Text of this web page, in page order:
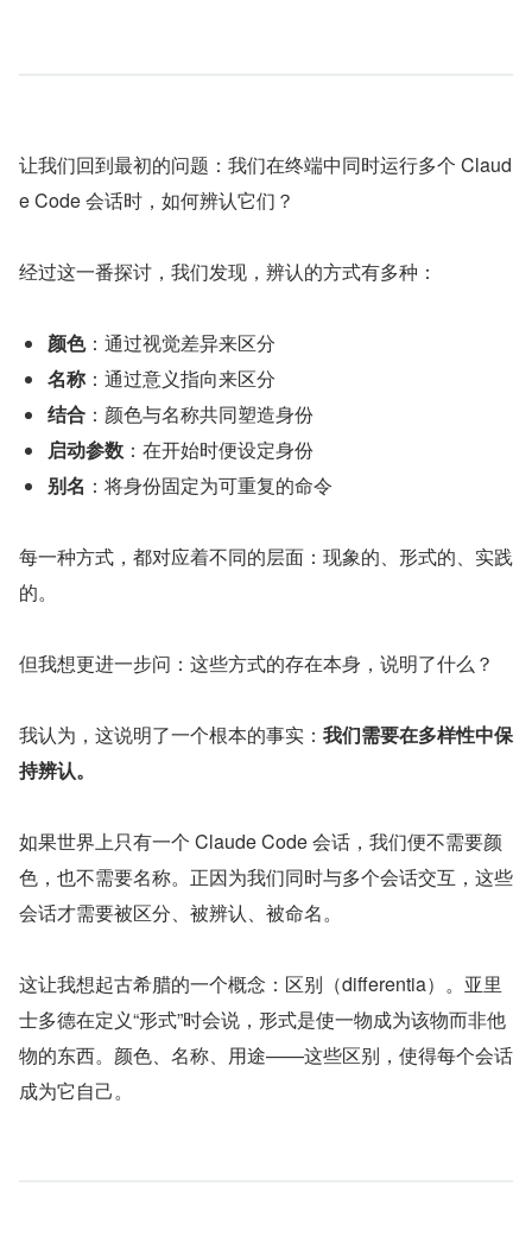
让我们回到最初的问题：我们在终端中同时运行多个 Claud
e Code 会话时，如何辨认它们？
经过这一番探讨，我们发现，辨认的方式有多种：
颜色：通过视觉差异来区分
名称 ：通过意义指向来区分
结合 ：颜色与名称共同塑造身份
启动参数 ：在开始时便设定身份
别名 ：将身份固定为可重复的命令
每一种方式，都对应着不同的层面：现象的、形式的、实践
的。
但我想更进一步问：这些方式的存在本身，说明了什么？
我认为，这说明了一个根本的事实： 我们需要在多样性中保
持辨认。
如果世界上只有一个 Claude Code 会话，我们便不需要颜
色，也不需要名称。正因为我们同时与多个会话交互，这些
会话才需要被区分、被辨认、被命名。
这让我想起古希腊的一个概念：区别（differentia）。亚里
士多德在定义“形式”时会说，形式是使一物成为该物而非他
物的东西。颜色、名称、用途——这些区别，使得每个会话
成为它自己。